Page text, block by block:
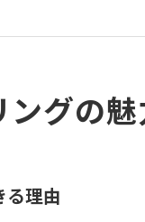
心理カウンセ
カウンセラー
相談者と向き
カウンセラー
グの魅
る理由